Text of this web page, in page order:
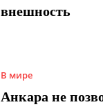
внешность
В мире
Анкара не